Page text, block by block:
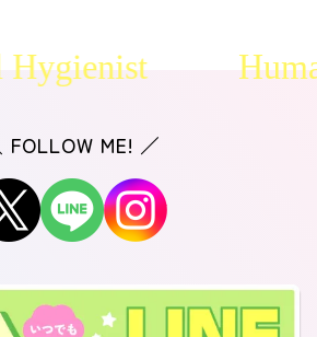
FOLLOW ME! ／